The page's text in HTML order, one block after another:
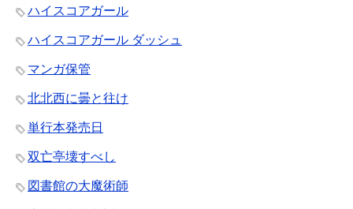
ハイスコアガール
ハイスコアガール ダッシュ
マンガ保管
北北西に曇と往け
単行本発売日
双亡亭壊すべし
図書館の大魔術師